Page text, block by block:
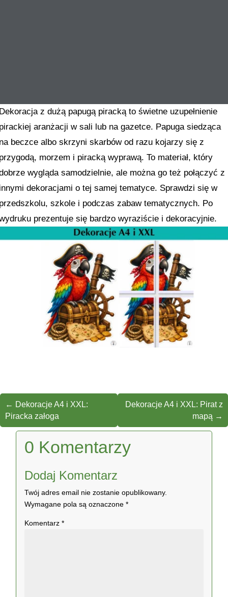
z dużą papugą piracką to świetne uzupełnienie
aranżacji w sali lub na gazetce. Papuga siedząca
beczce albo skrzyni skarbów od razu kojarzy się z
morzem i piracką wyprawą. To materiał, który
wygląda samodzielnie, ale można go też połączyć z
dekoracjami o tej samej tematyce. Sprawdzi się w
szkole i podczas zabaw tematycznych. Po
prezentuje się bardzo wyraziście i dekoracyjnie.
← Dekoracje A4 i XXL:
Piracka załoga
Dekoracje A4 i XXL: Pirat z
mapą →
0 Komentarzy
Dodaj Komentarz
Twój adres email nie zostanie opublikowany.
Wymagane pola są oznaczone*
Komentarz*